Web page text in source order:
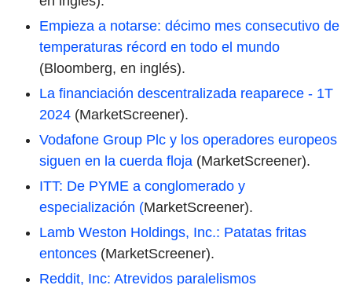
Empieza a notarse: décimo mes consecutivo de
temperaturas récord en todo el mundo
(Bloomberg, en inglés).
La financiación descentralizada reaparece - 1T
2024 (MarketScreener).
Vodafone Group Plc y los operadores europeos
siguen en la cuerda floja (MarketScreener).
ITT: De PYME a conglomerado y
especialización (MarketScreener).
Lamb Weston Holdings, Inc.: Patatas fritas
entonces (MarketScreener).
Reddit, Inc: Atrevidos paralelismos